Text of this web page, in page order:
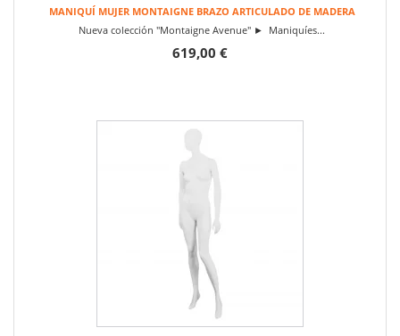
MANIQUÍ MUJER MONTAIGNE BRAZO ARTICULADO DE MADERA
Nueva colección "Montaigne Avenue" ► Maniquíes...
619,00 €